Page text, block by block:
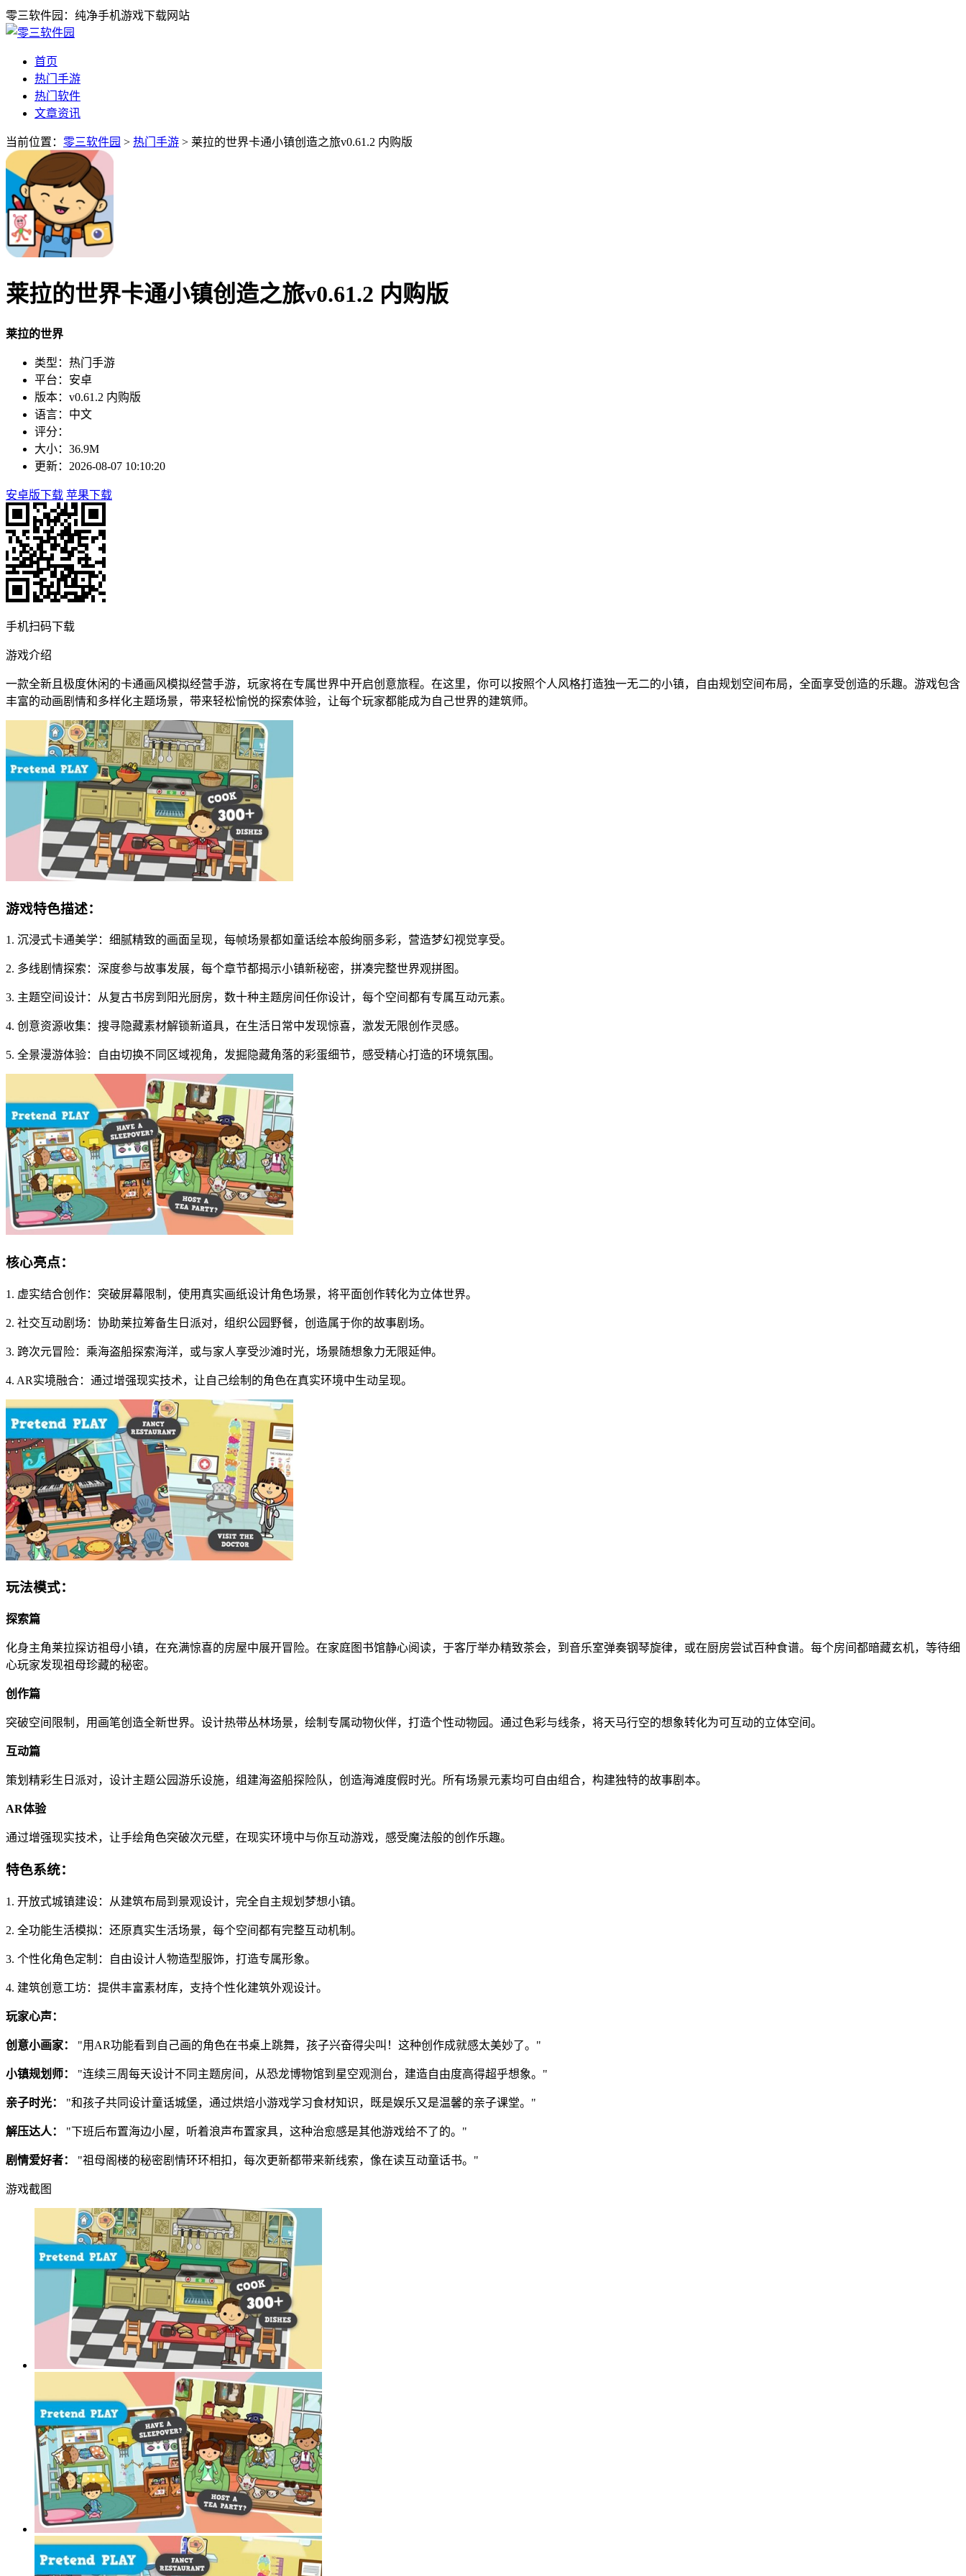
零三软件园：纯净手机游戏下载网站
首页
热门手游
热门软件
文章资讯
当前位置： 零三软件园 > 热门手游 > 莱拉的世界卡通小镇创造之旅v0.61.2 内购版
莱拉的世界卡通小镇创造之旅v0.61.2 内购版
莱拉的世界
类型：热门手游
平台：安卓
版本：v0.61.2 内购版
语言：中文
评分：
大小：36.9M
更新：2026-08-07 10:10:20
安卓版下载 苹果下载
手机扫码下载
游戏介绍
一款全新且极度休闲的卡通画风模拟经营手游，玩家将在专属世界中开启创意旅程。在这里，你可以按照个人风格打造独一无二的小镇，自由规划空间布局，全面享受创造的乐趣。游戏包含
丰富的动画剧情和多样化主题场景，带来轻松愉悦的探索体验，让每个玩家都能成为自己世界的建筑师。
游戏特色描述：
1. 沉浸式卡通美学：细腻精致的画面呈现，每帧场景都如童话绘本般绚丽多彩，营造梦幻视觉享受。
2. 多线剧情探索：深度参与故事发展，每个章节都揭示小镇新秘密，拼凑完整世界观拼图。
3. 主题空间设计：从复古书房到阳光厨房，数十种主题房间任你设计，每个空间都有专属互动元素。
4. 创意资源收集：搜寻隐藏素材解锁新道具，在生活日常中发现惊喜，激发无限创作灵感。
5. 全景漫游体验：自由切换不同区域视角，发掘隐藏角落的彩蛋细节，感受精心打造的环境氛围。
核心亮点：
1. 虚实结合创作：突破屏幕限制，使用真实画纸设计角色场景，将平面创作转化为立体世界。
2. 社交互动剧场：协助莱拉筹备生日派对，组织公园野餐，创造属于你的故事剧场。
3. 跨次元冒险：乘海盗船探索海洋，或与家人享受沙滩时光，场景随想象力无限延伸。
4. AR实境融合：通过增强现实技术，让自己绘制的角色在真实环境中生动呈现。
玩法模式：
探索篇
化身主角莱拉探访祖母小镇，在充满惊喜的房屋中展开冒险。在家庭图书馆静心阅读，于客厅举办精致茶会，到音乐室弹奏钢琴旋律，或在厨房尝试百种食谱。每个房间都暗藏玄机，等待细
心玩家发现祖母珍藏的秘密。
创作篇
突破空间限制，用画笔创造全新世界。设计热带丛林场景，绘制专属动物伙伴，打造个性动物园。通过色彩与线条，将天马行空的想象转化为可互动的立体空间。
互动篇
策划精彩生日派对，设计主题公园游乐设施，组建海盗船探险队，创造海滩度假时光。所有场景元素均可自由组合，构建独特的故事剧本。
AR体验
通过增强现实技术，让手绘角色突破次元壁，在现实环境中与你互动游戏，感受魔法般的创作乐趣。
特色系统：
1. 开放式城镇建设：从建筑布局到景观设计，完全自主规划梦想小镇。
2. 全功能生活模拟：还原真实生活场景，每个空间都有完整互动机制。
3. 个性化角色定制：自由设计人物造型服饰，打造专属形象。
4. 建筑创意工坊：提供丰富素材库，支持个性化建筑外观设计。
玩家心声：
创意小画家： "用AR功能看到自己画的角色在书桌上跳舞，孩子兴奋得尖叫！这种创作成就感太美妙了。"
小镇规划师： "连续三周每天设计不同主题房间，从恐龙博物馆到星空观测台，建造自由度高得超乎想象。"
亲子时光： "和孩子共同设计童话城堡，通过烘焙小游戏学习食材知识，既是娱乐又是温馨的亲子课堂。"
解压达人： "下班后布置海边小屋，听着浪声布置家具，这种治愈感是其他游戏给不了的。"
剧情爱好者： "祖母阁楼的秘密剧情环环相扣，每次更新都带来新线索，像在读互动童话书。"
游戏截图